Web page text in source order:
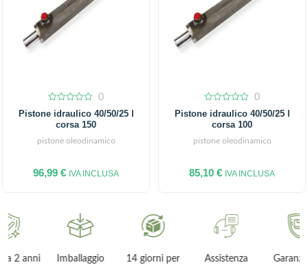
out
0
Pistone idraulico 40/50/25 l
corsa 150
pistone oleodinamico
96,99 € IVA INCLUSA
out
0
Pistone idraulico 40/50/25 l
corsa 100
pistone oleodinamico
85,10 € IVA INCLUSA
Imballaggio
14 giorni per
Assistenza
Garanzia sul